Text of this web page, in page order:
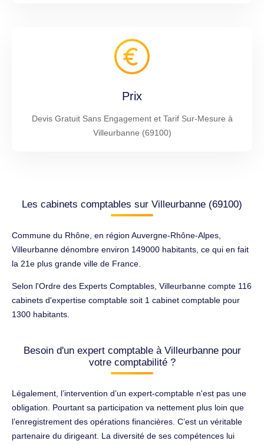
Prix
Devis Gratuit Sans Engagement et Tarif Sur-Mesure à
Villeurbanne (69100)
Les cabinets comptables sur Villeurbanne (69100)
Commune du Rhône, en région Auvergne-Rhône-Alpes,
Villeurbanne dénombre environ 149000 habitants, ce qui en fait
la 21e plus grande ville de France.
Selon l'Ordre des Experts Comptables, Villeurbanne compte 116
cabinets d'expertise comptable soit 1 cabinet comptable pour
1300 habitants.
Besoin d'un expert comptable à Villeurbanne pour
votre comptabilité ?
Légalement, l’intervention d’un expert-comptable n'est pas une
obligation. Pourtant sa participation va nettement plus loin que
l’enregistrement des opérations financières. C’est un véritable
partenaire du dirigeant. La diversité de ses compétences lui